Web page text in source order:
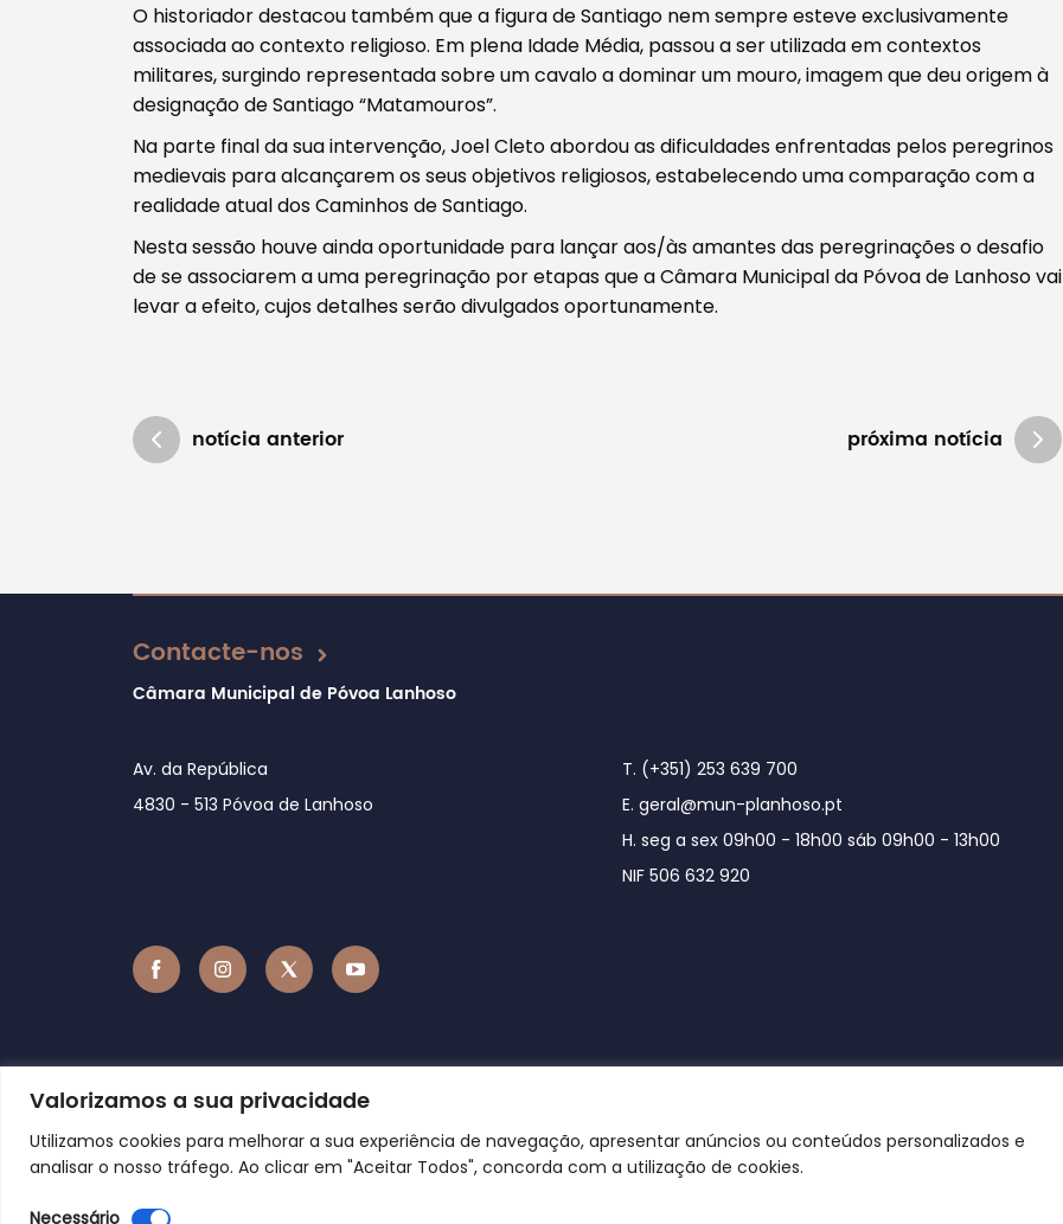
Valorizamos a sua privacidade
Utilizamos cookies para melhorar a sua experiência de navegação, apresentar anúncios ou conteúdos personalizados e
analisar o nosso tráfego. Ao clicar em "Aceitar Todos", concorda com a utilização de cookies.
Necessário
O historiador destacou também que a figura de Santiago nem sempre esteve exclusivamente
associada ao contexto religioso. Em plena Idade Média, passou a ser utilizada em contextos
militares, surgindo representada sobre um cavalo a dominar um mouro, imagem que deu origem à
designação de Santiago “Matamouros”.
Na parte final da sua intervenção, Joel Cleto abordou as dificuldades enfrentadas pelos peregrinos
medievais para alcançarem os seus objetivos religiosos, estabelecendo uma comparação com a
realidade atual dos Caminhos de Santiago.
Nesta sessão houve ainda oportunidade para lançar aos/às amantes das peregrinações o desafio
de se associarem a uma peregrinação por etapas que a Câmara Municipal da Póvoa de Lanhoso vai
levar a efeito, cujos detalhes serão divulgados oportunamente.
notícia anterior próxima notícia
Atualizado em 25/02/2026
Contacte-nos
Câmara Municipal de Póvoa Lanhoso
Av. da República
4830 - 513 Póvoa de Lanhoso
T. (+351) 253 639 700
E. geral@mun-planhoso.pt
H. seg a sex 09h00 - 18h00 sáb 09h00 - 13h00
NIF 506 632 920